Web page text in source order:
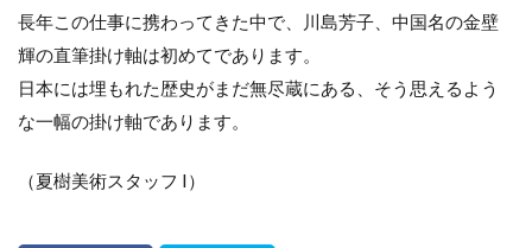
長年この仕事に携わってきた中で、川島芳子、中国名の金壁
輝の直筆掛け軸は初めてであります。
日本には埋もれた歴史がまだ無尽蔵にある、そう思えるよう
な一幅の掛け軸であります。
（夏樹美術スタッフ I）